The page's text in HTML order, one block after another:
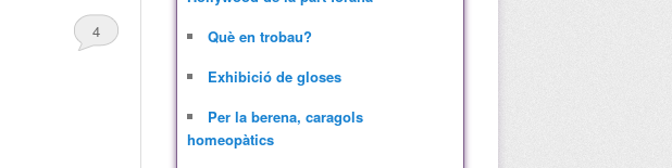
4
Què en trobau?
Exhibició de gloses
Per la berena, caragols
homeopàtics